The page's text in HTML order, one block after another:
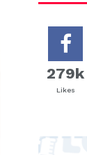
279k
Likes